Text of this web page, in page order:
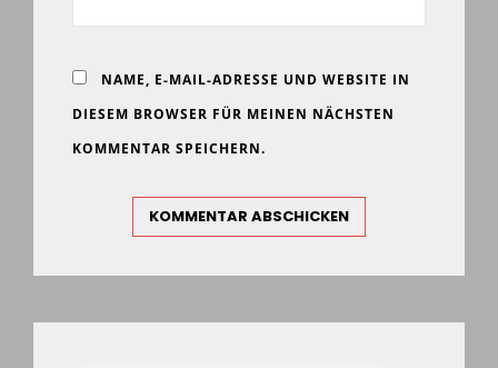
NAME, E-MAIL-ADRESSE UND WEBSITE IN
DIESEM BROWSER FÜR MEINEN NÄCHSTEN
KOMMENTAR SPEICHERN.